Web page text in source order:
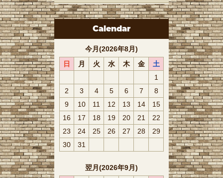
Calendar
今月(2026年8月)
日
月 火 水 木 金
土
1
2
3 4 5 6 7
8
9
10 11 12 13 14
15
16
17 18 19 20 21
22
23
24 25 26 27 28
29
30
31
翌月(2026年9月)